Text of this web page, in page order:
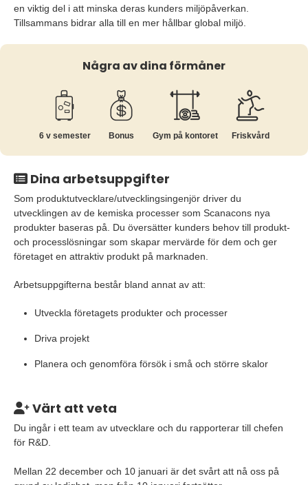
en viktig del i att minska deras kunders miljöpåverkan.
Tillsammans bidrar alla till en mer hållbar global miljö.
Några av dina förmåner
6 v semester Bonus Gym på kontoret Friskvård
Dina arbetsuppgifter
Som produktutvecklare/utvecklingsingenjör driver du
utvecklingen av de kemiska processer som Scanacons nya
produkter baseras på. Du översätter kunders behov till produkt-
och processlösningar som skapar mervärde för dem och ger
företaget en attraktiv produkt på marknaden.
Arbetsuppgifterna består bland annat av att:
Utveckla företagets produkter och processer
Driva projekt
Planera och genomföra försök i små och större skalor
Värt att veta
Du ingår i ett team av utvecklare och du rapporterar till chefen
för R&D.
Mellan 22 december och 10 januari är det svårt att nå oss på